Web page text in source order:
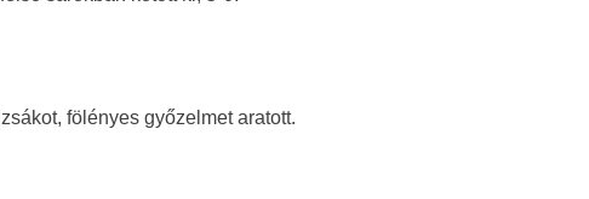
fölényes győzelmet aratott.